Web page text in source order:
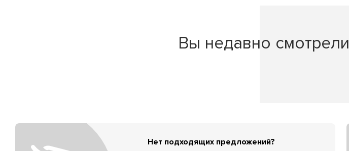
Вы недавно смотрели
Нет подходящих предложений?